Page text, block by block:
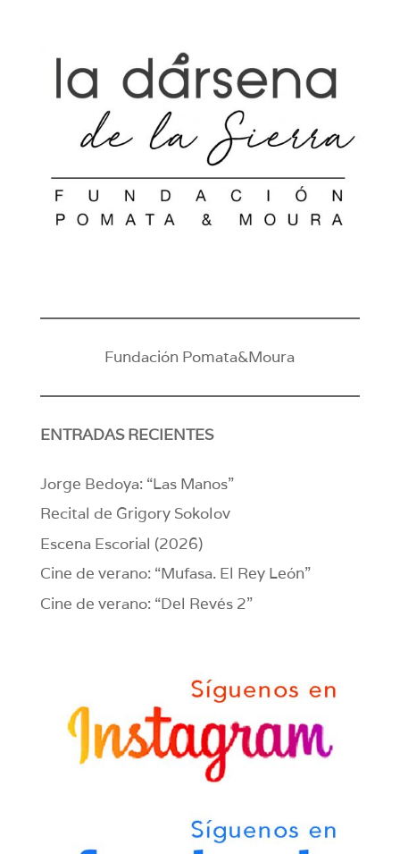
Fundación Pomata&Moura
ENTRADAS RECIENTES
Jorge Bedoya: “Las Manos”
Recital de Grigory Sokolov
Escena Escorial (2026)
Cine de verano: “Mufasa. El Rey León”
Cine de verano: “Del Revés 2”